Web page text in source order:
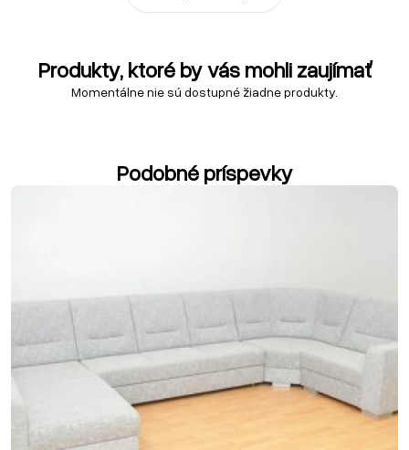
Produkty, ktoré by vás mohli zaujímať
Momentálne nie sú dostupné žiadne produkty.
Podobné príspevky
07. marca 2018